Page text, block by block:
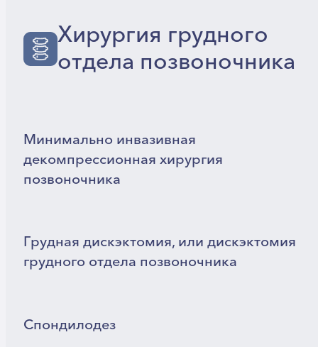
Хирургия грудного
отдела позвоночника
Минимально инвазивная
декомпрессионная хирургия
позвоночника
Грудная дискэктомия, или дискэктомия
грудного отдела позвоночника
Спондилодез